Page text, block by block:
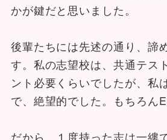
かが鍵だと思いました。
後輩たちには先述の通り、諦
す。私の志望校は、共通テス
ント必要くらいでしたが、私
で、絶望的でした。もちろんE
だから、１度持った志は一縷